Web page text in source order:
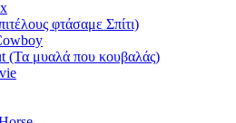
φτάσαμε Σπίτι)
(Τα μυαλά που κουβαλάς)